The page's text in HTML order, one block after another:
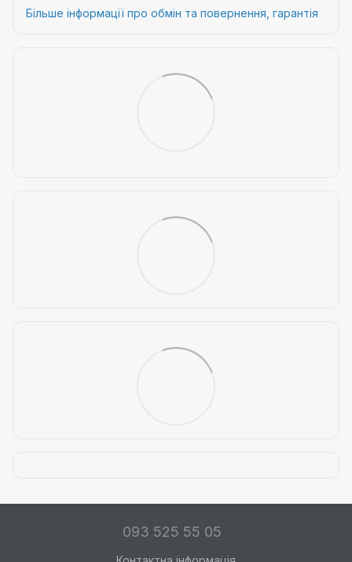
Більше інформації про обмін та повернення, гарантія
093 525 55 05